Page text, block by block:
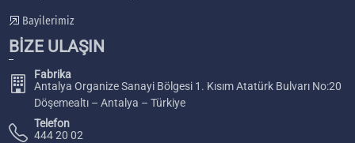
Bayilerimiz
BİZE ULAŞIN
Fabrika
Antalya Organize Sanayi Bölgesi 1. Kısım Atatürk Bulvarı No:20
Döşemealtı – Antalya – Türkiye
Telefon
444 20 02